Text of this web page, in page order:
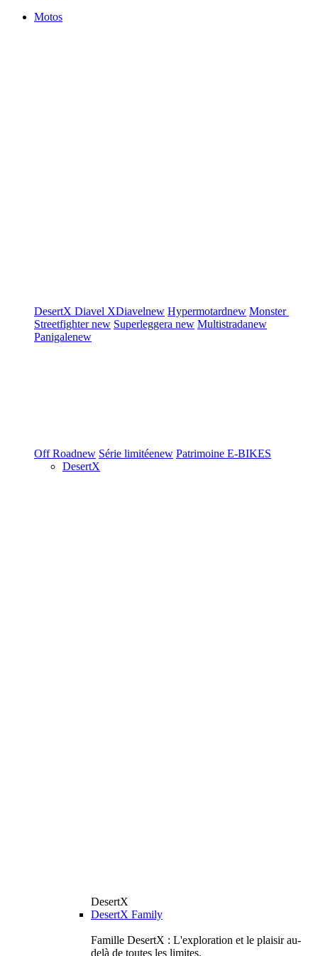
Motos
DesertX Diavel XDiavelnew Hypermotardnew Monster
Streetfighternew Superleggera new Multistradanew
Panigalenew
Off Roadnew Série limitéenew Patrimoine E-BIKES
DesertX
DesertX
DesertX Family
Famille DesertX : L'exploration et le plaisir au-
delà de toutes les limites.